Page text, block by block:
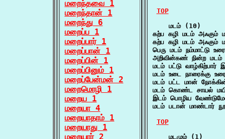
மறைந்தவை 1
மறைந்தான் 1
மறைந்து 6
மறைப்ப 1
மறைப்பார் 1
மறைப்பான் 1
மறைப்பின் 1
மறைப்பினும் 1
மறைப்பேன்மன் 2
மறைமொழி 1
மறைய 1
மறையா 4
மறையாதாம் 1
மறையாது 1
மறையார் 2
TOP
    மடம் (10)
கற்ப கழி மடம்
கற்ப கழி மடம்
பெரு மடம் நம்மாட்டு
அறிவின்கண் நின்ற
மடம் பட்டு
மடம் உடை நாரைக்கு
மடம் பட்ட மான்
மடம் கொண்ட சாயல்
இடம் பொழிய
மடம் படான் மாண்டார்
TOP
    மடமும் (1)